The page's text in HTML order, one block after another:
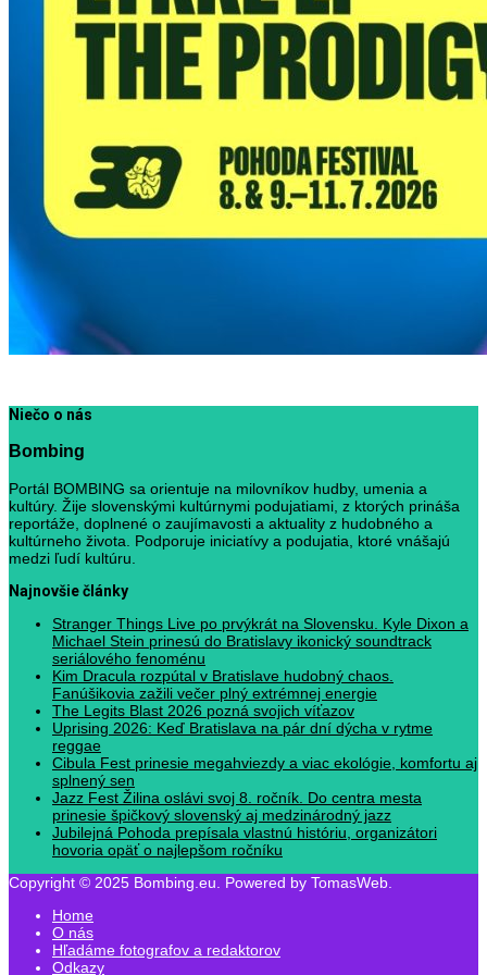
Niečo o nás
Bombing
Portál BOMBING sa orientuje na milovníkov hudby, umenia a
kultúry. Žije slovenskými kultúrnymi podujatiami, z ktorých prináša
reportáže, doplnené o zaujímavosti a aktuality z hudobného a
kultúrneho života. Podporuje iniciatívy a podujatia, ktoré vnášajú
medzi ľudí kultúru.
Najnovšie články
Stranger Things Live po prvýkrát na Slovensku. Kyle Dixon a
Michael Stein prinesú do Bratislavy ikonický soundtrack
seriálového fenoménu
Kim Dracula rozpútal v Bratislave hudobný chaos.
Fanúšikovia zažili večer plný extrémnej energie
The Legits Blast 2026 pozná svojich víťazov
Uprising 2026: Keď Bratislava na pár dní dýcha v rytme
reggae
Cibula Fest prinesie megahviezdy a viac ekológie, komfortu aj
splnený sen
Jazz Fest Žilina oslávi svoj 8. ročník. Do centra mesta
prinesie špičkový slovenský aj medzinárodný jazz
Jubilejná Pohoda prepísala vlastnú históriu, organizátori
hovoria opäť o najlepšom ročníku
Copyright © 2025 Bombing.eu. Powered by TomasWeb.
Home
O nás
Hľadáme fotografov a redaktorov
Odkazy